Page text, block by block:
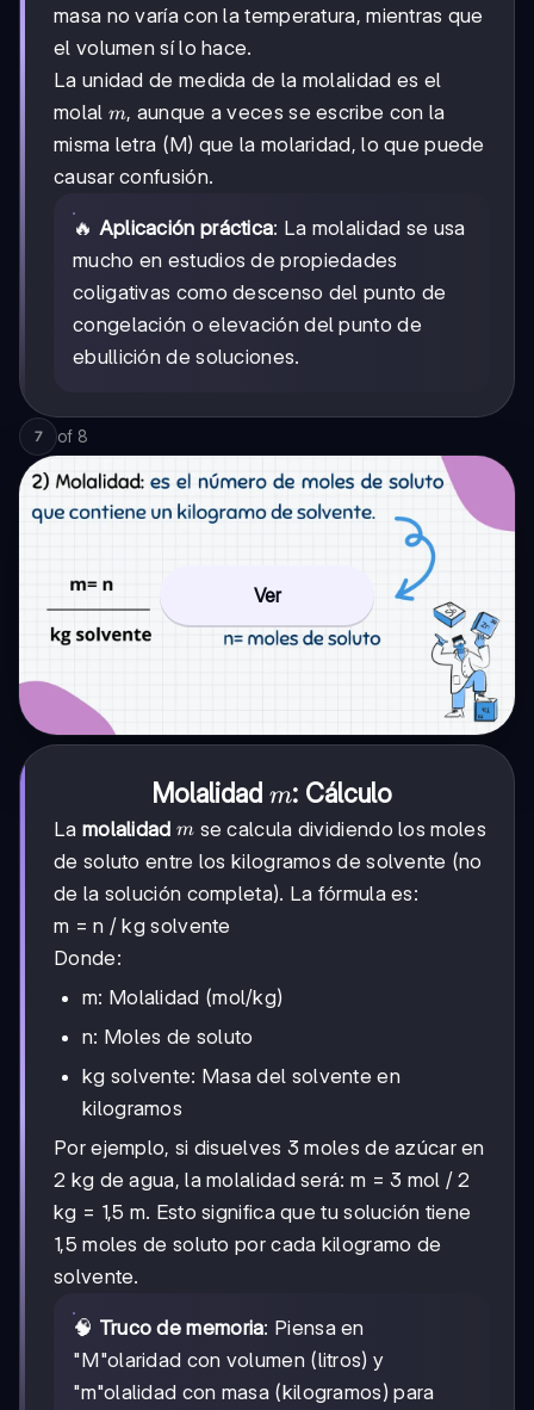
masa no varía con la temperatura, mientras que
el volumen sí lo hace.
La unidad de medida de la molalidad es el
molal m
m, aunque a veces se escribe con la
misma letra (M) que la molaridad, lo que puede
causar confusión.
🔥 Aplicación práctica: La molalidad se usa
mucho en estudios de propiedades
coligativas como descenso del punto de
congelación o elevación del punto de
ebullición de soluciones.
7 of 8
Ver
Molalidad m
m: Cálculo
La molalidad m
m se calcula dividiendo los moles
de soluto entre los kilogramos de solvente (no
de la solución completa). La fórmula es:
m = n / kg solvente
Donde:
m: Molalidad (mol/kg)
n: Moles de soluto
kg solvente: Masa del solvente en
kilogramos
Por ejemplo, si disuelves 3 moles de azúcar en
2 kg de agua, la molalidad será: m = 3 mol / 2
kg = 1,5 m. Esto significa que tu solución tiene
1,5 moles de soluto por cada kilogramo de
solvente.
🧠 Truco de memoria: Piensa en
"M"olaridad con volumen (litros) y
"m"olalidad con masa (kilogramos) para